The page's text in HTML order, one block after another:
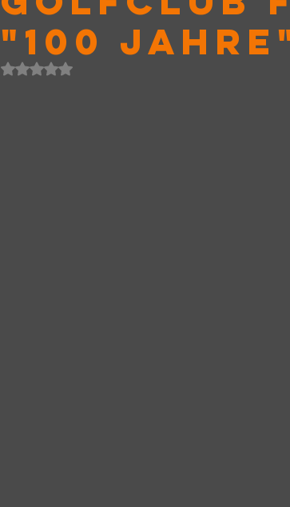
"100
Mit NaN von 5 Sternen bewertet.